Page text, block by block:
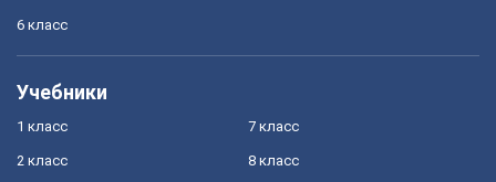
6 класс
Учебники
1 класс
2 класс
7 класс
8 класс